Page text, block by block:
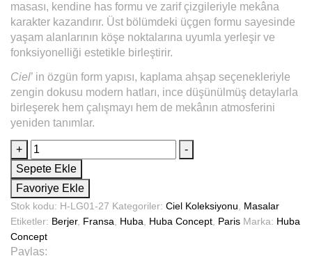
masası, kendine has formu ve zarif çizgileriyle mekâna
karakter kazandırır. Üst bölümdeki üçgen formu sayesinde
yaşam alanlarının köşe noktalarına uyumla yerleşir ve
fonksiyonelliği estetikle birleştirir.
Ciel’ in özgün form yapısı, kaplama ahşap seçenekleriyle
zengin dokusu modern hatları, ince düşünülmüş detaylarla
birleşerek hem çalışmayı hem de mekânın atmosferini
yeniden tanımlar.
+
-
Sepete Ekle
Favoriye Ekle
Stok kodu: H-LG01-27 Kategoriler: Ciel Koleksiyonu
Masalar
Etiketler: Berjer, Fransa Huba Huba Concept Paris Marka: Huba
Concept
Paylaş: